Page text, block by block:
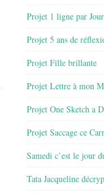
Projet 1 ligne par Jour
Projet 5 ans de
Projet Fille brillante
Projet Lettre à mon
Projet One Sketch a
Projet Saccage ce
Samedi c’est le jour
Tata Jacqueline